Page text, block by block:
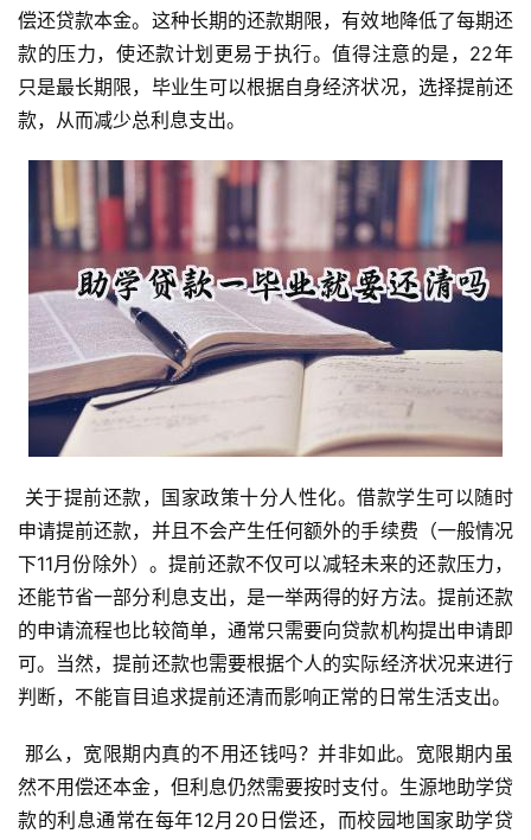
偿还贷款本金。这种长期的还款期限，有效地降低了每期还
款的压力，使还款计划更易于执行。值得注意的是，22年
只是最长期限，毕业生可以根据自身经济状况，选择提前还
款，从而减少总利息支出。
申请提前还款，并且不会产生任何额外的手续费（一般情况
下11月份除外）。提前还款不仅可以减轻未来的还款压力，
还能节省一部分利息支出，是一举两得的好方法。提前还款
的申请流程也比较简单，通常只需要向贷款机构提出申请即
可。当然，提前还款也需要根据个人的实际经济状况来进行
判断，不能盲目追求提前还清而影响正常的日常生活支出。
然不用偿还本金，但利息仍然需要按时支付。生源地助学贷
款的利息通常在每年12月20日偿还，而校园地国家助学贷